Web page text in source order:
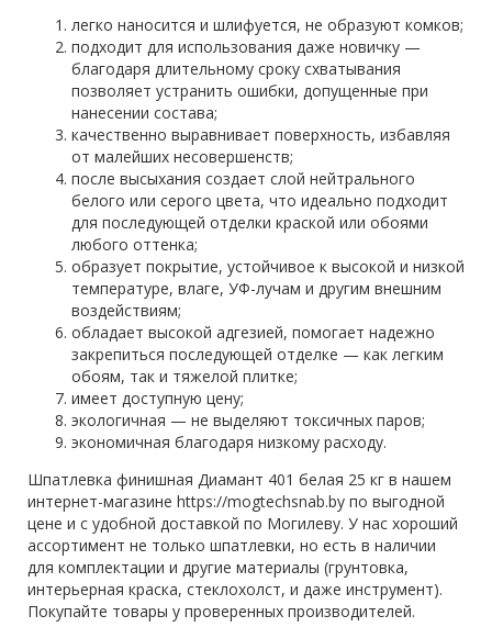
легко наносится и шлифуется, не образуют комков;
подходит для использования даже новичку —
благодаря длительному сроку схватывания
позволяет устранить ошибки, допущенные при
нанесении состава;
качественно выравнивает поверхность, избавляя
от малейших несовершенств;
после высыхания создает слой нейтрального
белого или серого цвета, что идеально подходит
для последующей отделки краской или обоями
любого оттенка;
образует покрытие, устойчивое к высокой и низкой
температуре, влаге, УФ-лучам и другим внешним
воздействиям;
обладает высокой адгезией, помогает надежно
закрепиться последующей отделке — как легким
обоям, так и тяжелой плитке;
имеет доступную цену;
экологичная — не выделяют токсичных паров;
экономичная благодаря низкому расходу.
Шпатлевка финишная Диамант 401 белая 25 кг в нашем
интернет-магазине https://mogtechsnab.by по выгодной
цене и с удобной доставкой по Могилеву. У нас хороший
ассортимент не только шпатлевки, но есть в наличии
для комплектации и другие материалы (грунтовка,
интерьерная краска, стеклохолст, и даже инструмент).
Покупайте товары у проверенных производителей.